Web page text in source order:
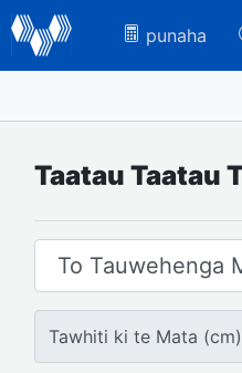
punaha
Taatau Taatau
Whakatautau Mata
Tawhiti ki te Mata (cm)